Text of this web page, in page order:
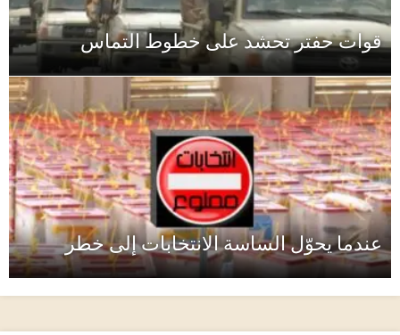
قوات حفتر تحشد على خطوط التماس
عندما يحوّل الساسة الانتخابات إلى خطر